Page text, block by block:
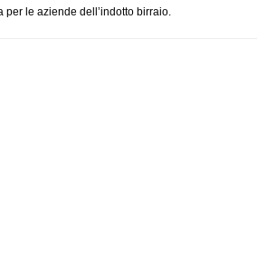
le aziende dell’indotto birraio.